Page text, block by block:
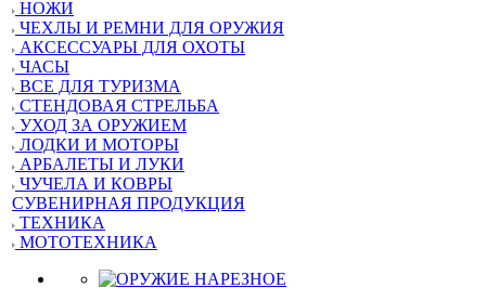
НОЖИ
ЧЕХЛЫ И РЕМНИ ДЛЯ ОРУЖИЯ
АКСЕССУАРЫ ДЛЯ ОХОТЫ
ЧАСЫ
ВСЕ ДЛЯ ТУРИЗМА
СТЕНДОВАЯ СТРЕЛЬБА
УХОД ЗА ОРУЖИЕМ
ЛОДКИ И МОТОРЫ
АРБАЛЕТЫ И ЛУКИ
ЧУЧЕЛА И КОВРЫ
СУВЕНИРНАЯ ПРОДУКЦИЯ
ТЕХНИКА
МОТОТЕХНИКА